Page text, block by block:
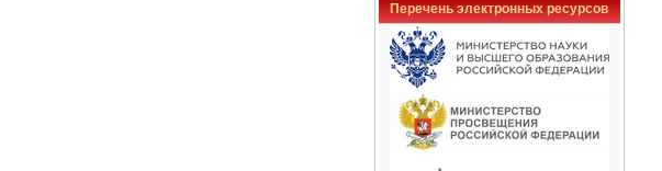
Перечень электронных ресурсов